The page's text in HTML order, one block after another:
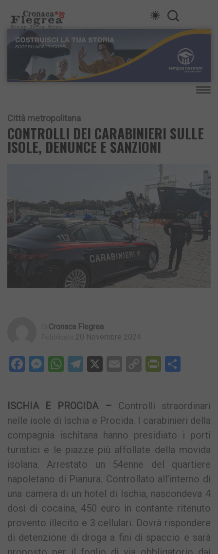
Città metropolitana
CONTROLLI DEI CARABINIERI SULLE
ISOLE, DENUNCE E SANZIONI
Cronaca Flegrea
20 Novembre 2024
Facebook
Messenger
WhatsApp
Telegram
X EmailCopy
ISCHIA E PROCIDA – Controlli straordinari
nelle isole di Ischia e Procida. I carabinieri della
compagnia ischitana hanno presidiato i porti
turistici e le piazze più affollate della movida
isolana. Arrestato un 54enne del quartiere
napoletano di Pianura. Controllato all’interno di
una camera di un hotel di Ischia, nascondeva 4
dosi di cocaina, 450 euro in contante ritenuto
provento illecito e 3 cellulari. Dovrà rispondere
di detenzione di droga a fini di spaccio e sarà